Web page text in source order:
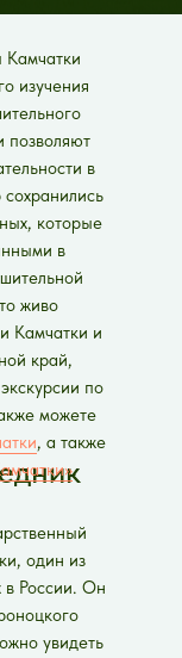
Камчатки
изучения
позволяют
в
которые
в
живо
Камчатки и
край,
по
можете
, а также
.
один из
в России. Он
увидеть